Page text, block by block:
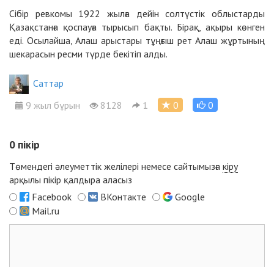
Сібір ревкомы 1922 жылға дейін солтүстік облыстарды
Қазақстанға қоспауға тырысып бақты. Бірақ, ақыры көнген
еді. Осылайша, Алаш арыстары тұңғыш рет Алаш жұртының
шекарасын ресми түрде бекітіп алды.
Cаттар
9 жыл бұрын
8128 1 0 0
0 пікір
Төмендегі әлеуметтік желілері немесе сайтымызға кіру
арқылы пікір қалдыра аласыз
Facebook
ВКонтакте
Google
Mail.ru